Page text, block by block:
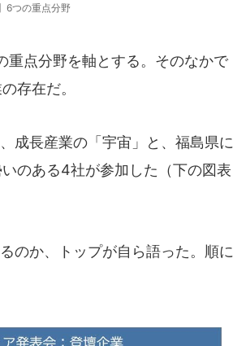
6つの重点分野
重点分野を軸とする。そのなかで
存在だ。
成長産業の「宇宙」と、福島県に
のある4社が参加した（下の図表
のか、トップが自ら語った。順に